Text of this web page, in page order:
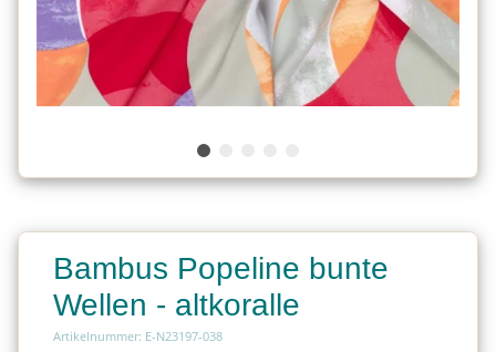
Bambus Popeline bunte
Wellen - altkoralle
Artikelnummer: E-N23197-038